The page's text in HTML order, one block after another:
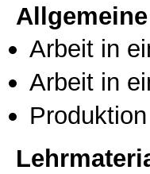
Arbeit in
Arbeit in